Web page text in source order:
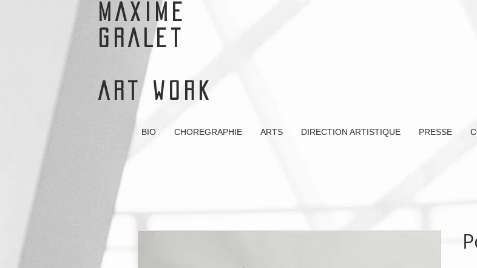
MAXIME
GRALET
ART WORK
BIO CHOREGRAPHIE ARTS DIRECTION ARTISTIQUE PRESSE